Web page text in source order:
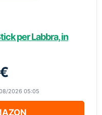
per Labbra, in
2026 05:05